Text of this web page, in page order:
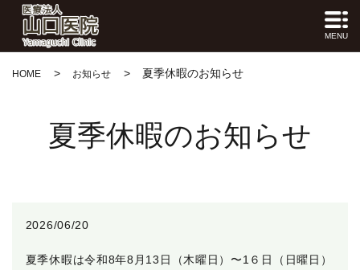
MENU
HOME お知らせ 夏季休暇のお知らせ
夏季休暇のお知らせ
2026/06/20
夏季休暇は令和8年8月13日（木曜日）〜1６日（日曜日）